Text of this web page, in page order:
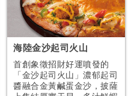
海陸金沙起司火山
首創象徵招財好運噴發的
「金沙起司火山」濃郁起司
醬融合金黃鹹蛋金沙，披薩